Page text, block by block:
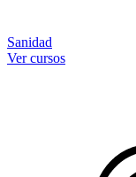
Sanidad
Ver cursos